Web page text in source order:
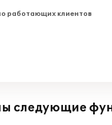
работающих клиентов
следующие